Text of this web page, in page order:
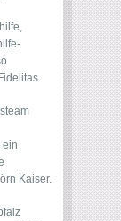
ein
Kaiser.